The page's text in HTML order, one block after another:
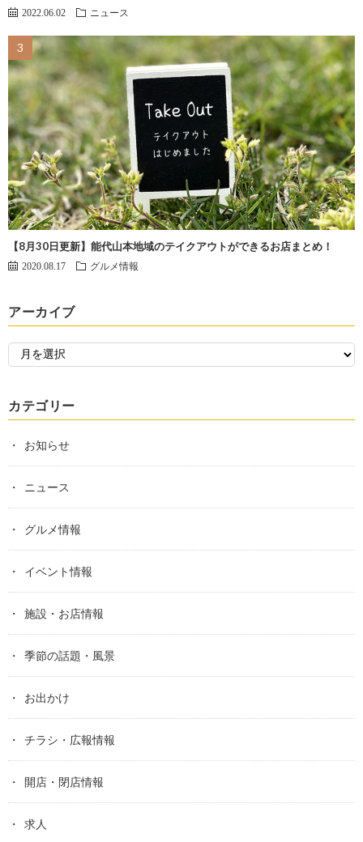
2022.06.02 ニュース
【8月30日更新】能代山本地域のテイクアウトができるお店まとめ！
2020.08.17 グルメ情報
アーカイブ
カテゴリー
お知らせ
ニュース
グルメ情報
イベント情報
施設・お店情報
季節の話題・風景
お出かけ
チラシ・広報情報
開店・閉店情報
求人